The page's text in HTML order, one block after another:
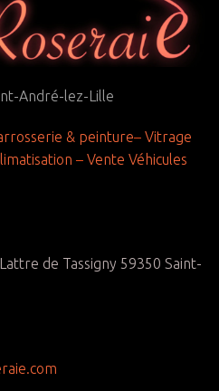
André-lez-Lille
& peinture– Vitrage
– Vente Véhicules
de Tassigny 59350 Saint-